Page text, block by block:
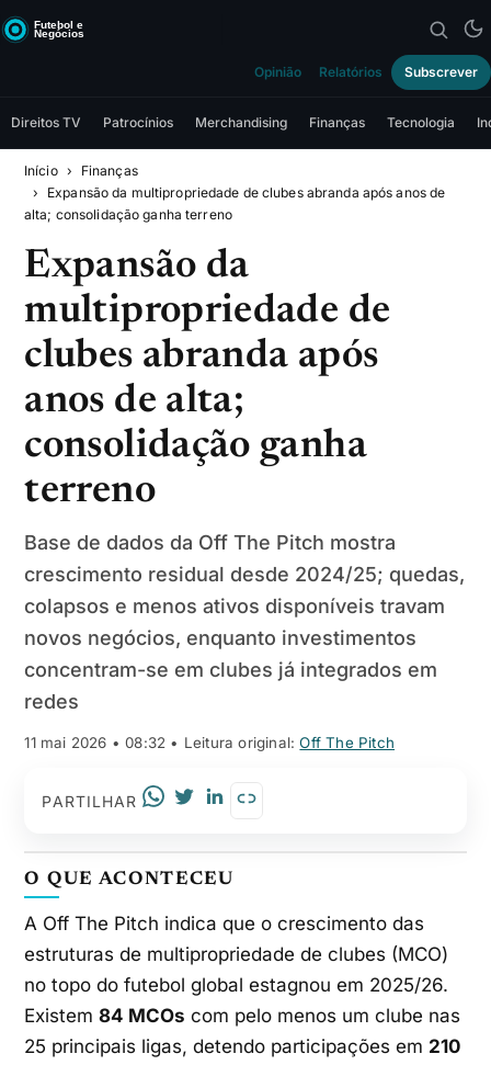
Opinião Relatórios Subscrever
Direitos TV Patrocínios Merchandising Finanças Tecnologia
Início
Finanças
Expansão da multipropriedade de clubes abranda após anos de
alta; consolidação ganha terreno
Expansão da
multipropriedade de
clubes abranda após
anos de alta;
consolidação ganha
terreno
Base de dados da Off The Pitch mostra
crescimento residual desde 2024/25; quedas,
colapsos e menos ativos disponíveis travam
novos negócios, enquanto investimentos
concentram-se em clubes já integrados em
redes
11 mai 2026 • 08:32 • Leitura original:Off The Pitch
PARTILHAR
O QUE ACONTECEU
A Off The Pitch indica que o crescimento das
estruturas de multipropriedade de clubes (MCO)
no topo do futebol global estagnou em 2025/26.
Existem84 MCOs com pelo menos um clube nas
25 principais ligas, detendo participações em 210